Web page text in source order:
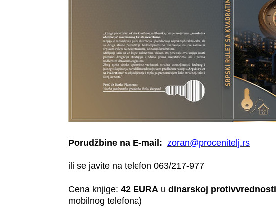
Porudžbine na E-mail: zoran@procenitelj.rs
ili se javite na telefon 063/217-977
Cena knjige: 42 EURA u dinarskoj protivvrednosti
mobilnog telefona)